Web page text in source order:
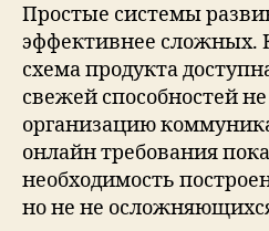
Простые системы
эффективнее сложных.
схема продукта
свежей способностей
организацию
онлайн требования
необходимость
но не не